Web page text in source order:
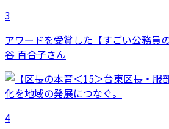
3
アワードを受賞した【すごい公務員
谷 百合子さん
4